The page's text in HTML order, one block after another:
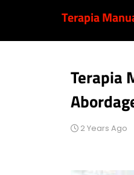
Terapia
Terapia
2 Years Ago